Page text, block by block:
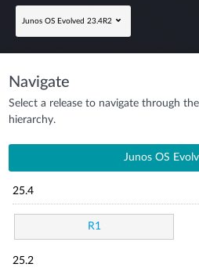
Junos OS Evolved 23.4R2
Navigate
Select a release to navigate through
hierarchy.
Junos OS
25.4
R1
25.2